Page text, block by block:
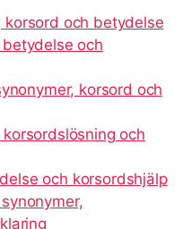
korsord och betydelse
och
korsord och
och
och korsordshjälp